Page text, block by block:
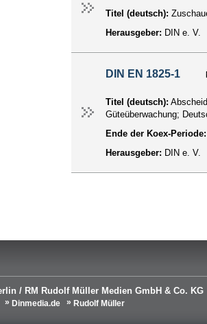
Titel (deutsch):
Herausgeber: DIN e. V.
DIN EN 1825-1
Titel (deutsch):
Güteüberwachung;
Ende der Koex-Periode:
Herausgeber: DIN e. V.
/ RM Rudolf Müller Medien GmbH & Co. KG
Dinmedia.de Rudolf Müller